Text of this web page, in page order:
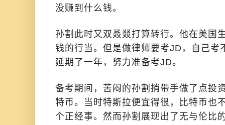
没赚到什么钱。
孙割此时又双叒叕打算转行。他在美国
钱的行当。但是做律师要考JD，自己考
延期了一年，努力准备考JD。
备考期间，苦闷的孙割捎带手做了点投
特币。当时特斯拉便宜得很，比特币也
个正经事。然而孙割展现出了无与伦比